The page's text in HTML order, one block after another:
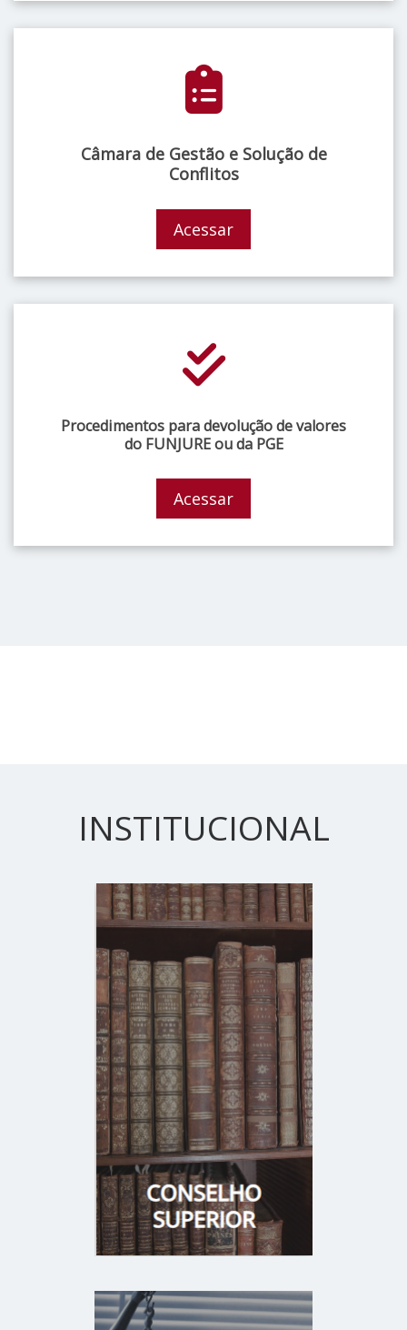
Câmara de Gestão e Solução de
Conflitos
Acessar
Procedimentos para devolução de valores
do FUNJURE ou da PGE
Acessar
INSTITUCIONAL